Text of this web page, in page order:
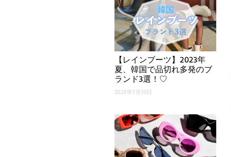
【レインブーツ】2023年
夏、韓国で品切れ多発のブ
ランド3選！♡
2023年7月30日